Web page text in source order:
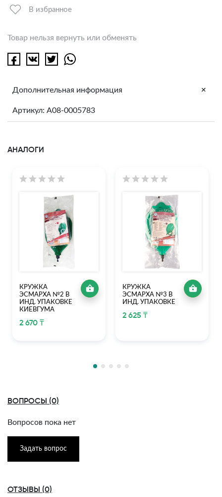
В избранное
Товар нельзя вернуть или обменять
Дополнительная информация +
Артикул: A08-0005783
АНАЛОГИ
КРУЖКА
ЭСМАРХА №2 В
ИНД. УПАКОВКЕ
КИЕВГУМА
2 670 ₸
КРУЖКА
ЭСМАРХА №3 В
ИНД. УПАКОВКЕ
2 625 ₸
ВОПРОСЫ (0)
Вопросов пока нет
Задать вопрос
ОТЗЫВЫ (0)